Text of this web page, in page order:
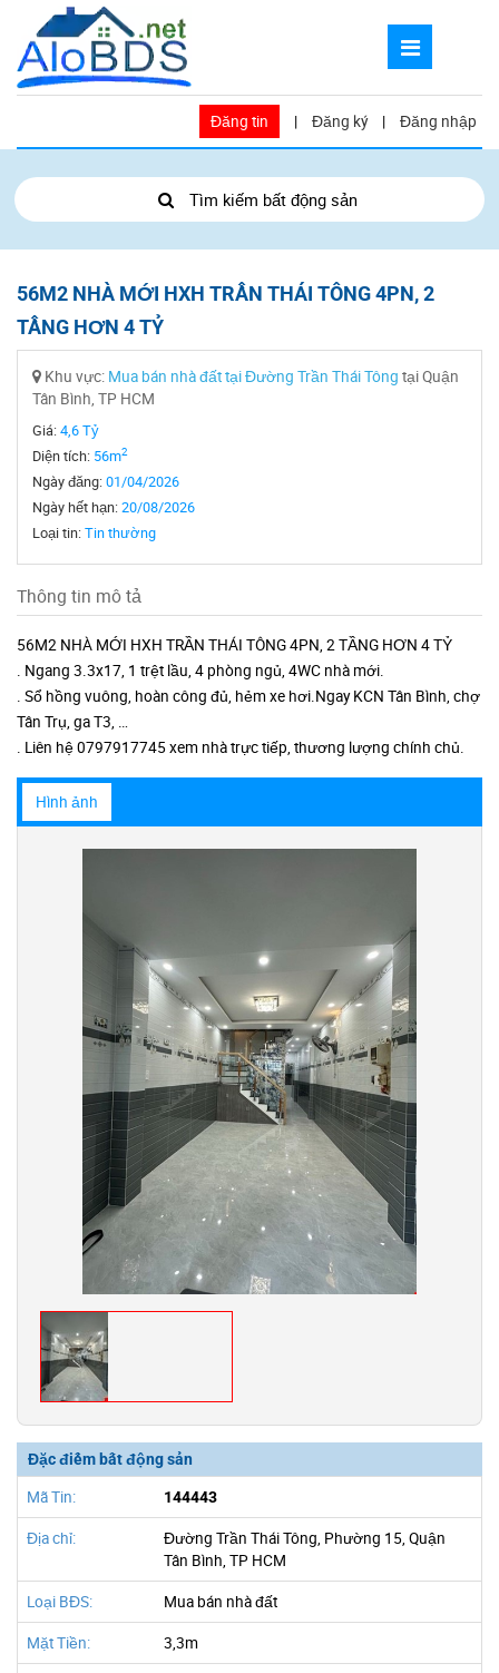
Đăng tin | Đăng ký | Đăng nhập
Tìm kiếm bất động sản
56M2 NHÀ MỚI HXH TRẦN THÁI TÔNG 4PN, 2
TẦNG HƠN 4 TỶ
Khu vực: Mua bán nhà đất tại Đường Trần Thái Tông tại Quận
Tân Bình, TP HCM
Giá:4,6 Tỷ
Diện tích: 56m2
Ngày đăng:01/04/2026
Ngày hết hạn:20/08/2026
Loại tin:Tin thường
Thông tin mô tả
56M2 NHÀ MỚI HXH TRẦN THÁI TÔNG 4PN, 2 TẦNG HƠN 4 TỶ
. Ngang 3.3x17, 1 trệt lầu, 4 phòng ngủ, 4WC nhà mới.
. Sổ hồng vuông, hoàn công đủ, hẻm xe hơi.Ngay KCN Tân Bình, chợ
Tân Trụ, ga T3, …
. Liên hệ 0797917745 xem nhà trực tiếp, thương lượng chính chủ.
Hình ảnh
Đặc điểm bất động sản
Mã Tin: 144443
Địa chỉ:
Đường Trần Thái Tông, Phường 15, Quận
Tân Bình, TP HCM
Loại BĐS: Mua bán nhà đất
Mặt Tiền: 3,3m